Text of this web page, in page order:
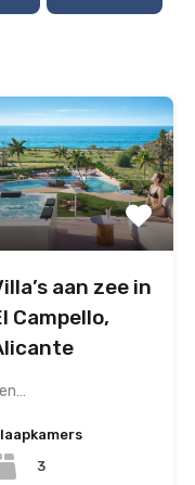
aan zee in
Campello,
3